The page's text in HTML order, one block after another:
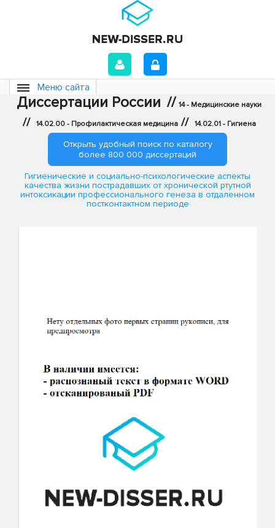
Меню сайта
Диссертации России // 14 - Медицинские науки
// 14.02.00 - Профилактическая медицина // 14.02.01 - Гигиена
Открыть удобный поиск по каталогу
более 800 000 диссертаций
Гигиенические и социально-психологические аспекты
качества жизни пострадавших от хронической ртутной
интоксикации профессионального генеза в отдаленном
постконтактном периоде